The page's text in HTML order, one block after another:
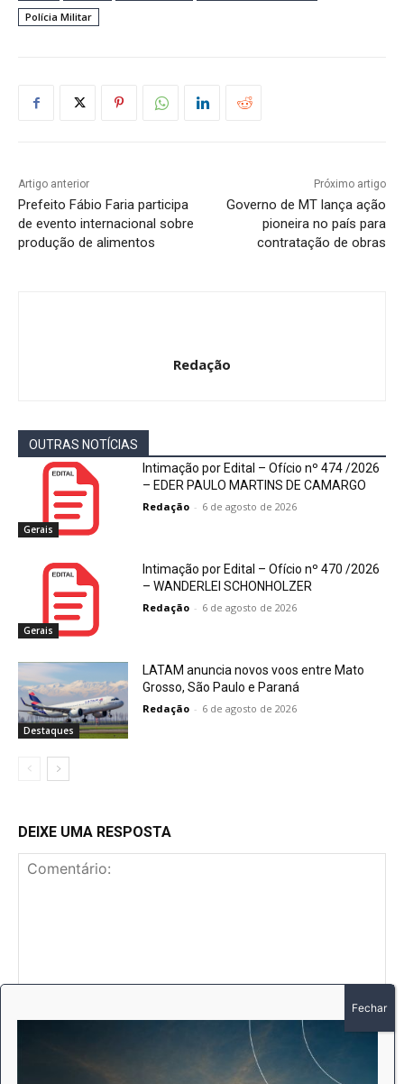
Polícia Militar
Artigo anterior
Prefeito Fábio Faria participa
de evento internacional sobre
produção de alimentos
Próximo artigo
Governo de MT lança ação
pioneira no país para
contratação de obras
Redação
OUTRAS NOTÍCIAS
Gerais
Intimação por Edital – Ofício nº 474 /2026
– EDER PAULO MARTINS DE CAMARGO
Redação - 6 de agosto de 2026
Gerais
Intimação por Edital – Ofício nº 470 /2026
– WANDERLEI SCHONHOLZER
Redação - 6 de agosto de 2026
Destaques
LATAM anuncia novos voos entre Mato
Grosso, São Paulo e Paraná
Redação - 6 de agosto de 2026
DEIXE UMA RESPOSTA